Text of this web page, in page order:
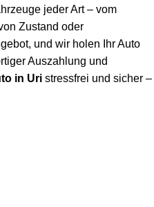
jeder Art – vom
Zustand oder
und wir holen Ihr Auto
Auszahlung und
in Uri stressfrei und sicher –